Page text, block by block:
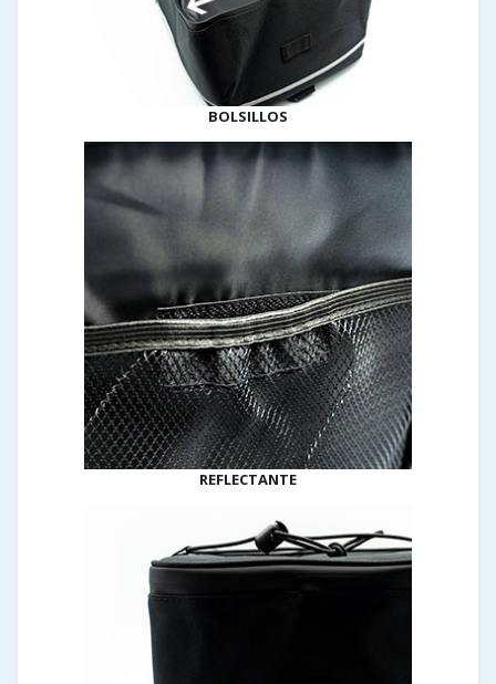
BOLSILLOS
REFLECTANTE